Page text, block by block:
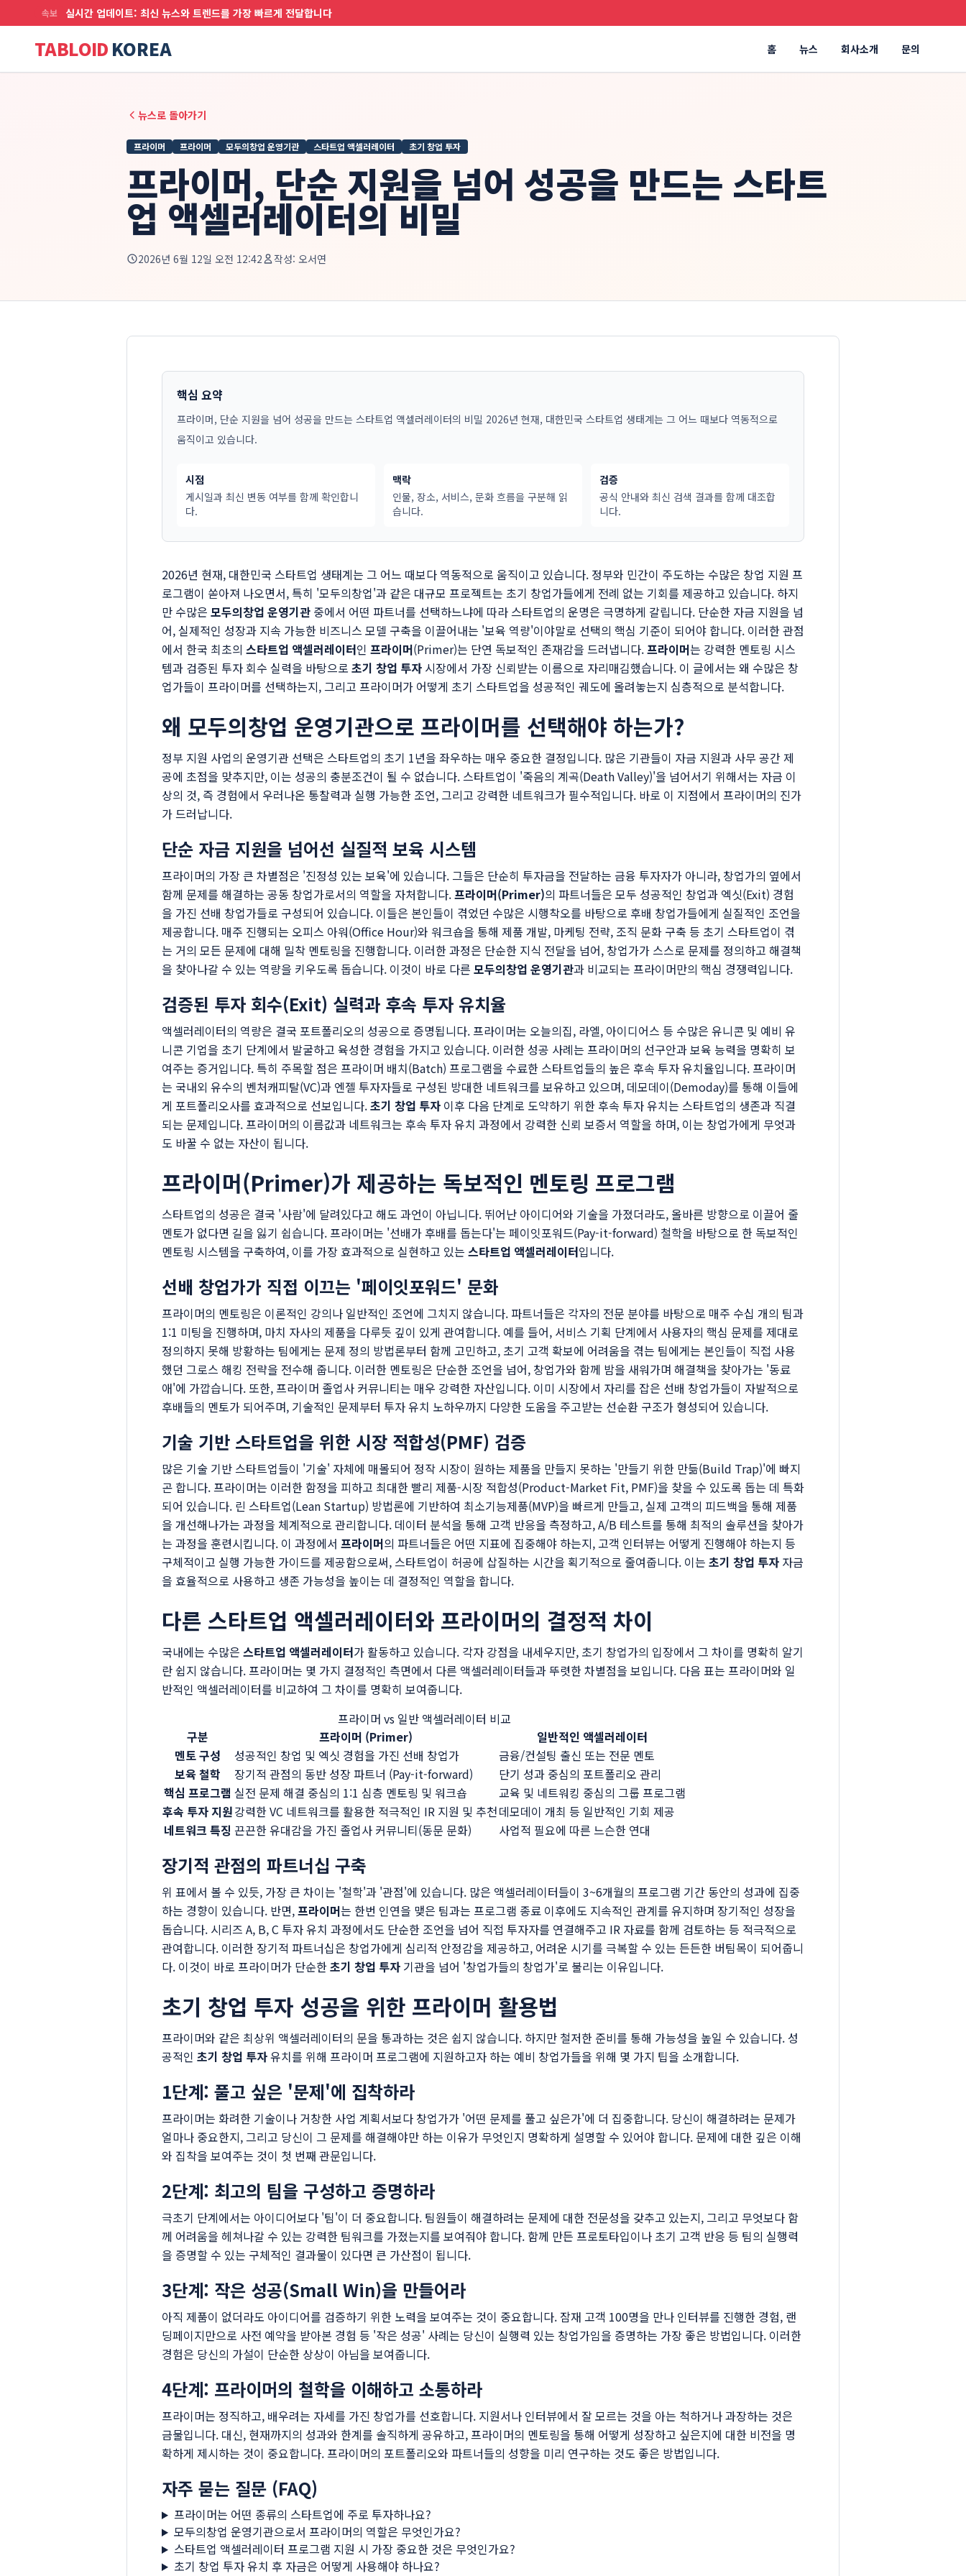
속보 실시간 업데이트: 최신 뉴스와 트렌드를 가장 빠르게 전달합니다
TABLOID KOREA 홈 뉴스 회사소개 문의
뉴스로 돌아가기
프라이머 프라이머 모두의창업 운영기관 스타트업 액셀러레이터 초기 창업 투자
프라이머, 단순 지원을 넘어 성공을 만드는 스타트
업 액셀러레이터의 비밀
2026년 6월 12일 오전 12:42 작성: 오서연
핵심 요약
프라이머, 단순 지원을 넘어 성공을 만드는 스타트업 액셀러레이터의 비밀 2026년 현재, 대한민국 스타트업 생태계는 그 어느 때보다 역동적으로
움직이고 있습니다.
시점
게시일과 최신 변동 여부를 함께 확인합니
다.
맥락
인물, 장소, 서비스, 문화 흐름을 구분해 읽
습니다.
검증
공식 안내와 최신 검색 결과를 함께 대조합
니다.
2026년 현재, 대한민국 스타트업 생태계는 그 어느 때보다 역동적으로 움직이고 있습니다. 정부와 민간이 주도하는 수많은 창업 지원 프
로그램이 쏟아져 나오면서, 특히 '모두의창업'과 같은 대규모 프로젝트는 초기 창업가들에게 전례 없는 기회를 제공하고 있습니다. 하지
만 수많은 모두의창업 운영기관 중에서 어떤 파트너를 선택하느냐에 따라 스타트업의 운명은 극명하게 갈립니다. 단순한 자금 지원을 넘
어, 실제적인 성장과 지속 가능한 비즈니스 모델 구축을 이끌어내는 '보육 역량'이야말로 선택의 핵심 기준이 되어야 합니다. 이러한 관점
에서 한국 최초의 스타트업 액셀러레이터인 프라이머(Primer)는 단연 독보적인 존재감을 드러냅니다.프라이머는 강력한 멘토링 시스
템과 검증된 투자 회수 실력을 바탕으로 초기 창업 투자 시장에서 가장 신뢰받는 이름으로 자리매김했습니다. 이 글에서는 왜 수많은 창
업가들이 프라이머를 선택하는지, 그리고 프라이머가 어떻게 초기 스타트업을 성공적인 궤도에 올려놓는지 심층적으로 분석합니다.
왜 모두의창업 운영기관으로 프라이머를 선택해야 하는가?
정부 지원 사업의 운영기관 선택은 스타트업의 초기 1년을 좌우하는 매우 중요한 결정입니다. 많은 기관들이 자금 지원과 사무 공간 제
공에 초점을 맞추지만, 이는 성공의 충분조건이 될 수 없습니다. 스타트업이 '죽음의 계곡(Death Valley)'을 넘어서기 위해서는 자금 이
상의 것, 즉 경험에서 우러나온 통찰력과 실행 가능한 조언, 그리고 강력한 네트워크가 필수적입니다. 바로 이 지점에서 프라이머의 진가
가 드러납니다.
단순 자금 지원을 넘어선 실질적 보육 시스템
프라이머의 가장 큰 차별점은 '진정성 있는 보육'에 있습니다. 그들은 단순히 투자금을 전달하는 금융 투자자가 아니라, 창업가의 옆에서
함께 문제를 해결하는 공동 창업가로서의 역할을 자처합니다.프라이머(Primer)의 파트너들은 모두 성공적인 창업과 엑싯(Exit) 경험
을 가진 선배 창업가들로 구성되어 있습니다. 이들은 본인들이 겪었던 수많은 시행착오를 바탕으로 후배 창업가들에게 실질적인 조언을
제공합니다. 매주 진행되는 오피스 아워(Office Hour)와 워크숍을 통해 제품 개발, 마케팅 전략, 조직 문화 구축 등 초기 스타트업이 겪
는 거의 모든 문제에 대해 밀착 멘토링을 진행합니다. 이러한 과정은 단순한 지식 전달을 넘어, 창업가가 스스로 문제를 정의하고 해결책
을 찾아나갈 수 있는 역량을 키우도록 돕습니다. 이것이 바로 다른 모두의창업 운영기관과 비교되는 프라이머만의 핵심 경쟁력입니다.
검증된 투자 회수(Exit) 실력과 후속 투자 유치율
액셀러레이터의 역량은 결국 포트폴리오의 성공으로 증명됩니다. 프라이머는 오늘의집, 라엘, 아이디어스 등 수많은 유니콘 및 예비 유
니콘 기업을 초기 단계에서 발굴하고 육성한 경험을 가지고 있습니다. 이러한 성공 사례는 프라이머의 선구안과 보육 능력을 명확히 보
여주는 증거입니다. 특히 주목할 점은 프라이머 배치(Batch) 프로그램을 수료한 스타트업들의 높은 후속 투자 유치율입니다. 프라이머
는 국내외 유수의 벤처캐피탈(VC)과 엔젤 투자자들로 구성된 방대한 네트워크를 보유하고 있으며, 데모데이(Demoday)를 통해 이들에
게 포트폴리오사를 효과적으로 선보입니다.초기 창업 투자 이후 다음 단계로 도약하기 위한 후속 투자 유치는 스타트업의 생존과 직결
되는 문제입니다. 프라이머의 이름값과 네트워크는 후속 투자 유치 과정에서 강력한 신뢰 보증서 역할을 하며, 이는 창업가에게 무엇과
도 바꿀 수 없는 자산이 됩니다.
프라이머(Primer)가 제공하는 독보적인 멘토링 프로그램
스타트업의 성공은 결국 '사람'에 달려있다고 해도 과언이 아닙니다. 뛰어난 아이디어와 기술을 가졌더라도, 올바른 방향으로 이끌어 줄
멘토가 없다면 길을 잃기 쉽습니다. 프라이머는 '선배가 후배를 돕는다'는 페이잇포워드(Pay-it-forward) 철학을 바탕으로 한 독보적인
멘토링 시스템을 구축하여, 이를 가장 효과적으로 실현하고 있는 스타트업 액셀러레이터입니다.
선배 창업가가 직접 이끄는 '페이잇포워드' 문화
프라이머의 멘토링은 이론적인 강의나 일반적인 조언에 그치지 않습니다. 파트너들은 각자의 전문 분야를 바탕으로 매주 수십 개의 팀과
1:1 미팅을 진행하며, 마치 자사의 제품을 다루듯 깊이 있게 관여합니다. 예를 들어, 서비스 기획 단계에서 사용자의 핵심 문제를 제대로
정의하지 못해 방황하는 팀에게는 문제 정의 방법론부터 함께 고민하고, 초기 고객 확보에 어려움을 겪는 팀에게는 본인들이 직접 사용
했던 그로스 해킹 전략을 전수해 줍니다. 이러한 멘토링은 단순한 조언을 넘어, 창업가와 함께 밤을 새워가며 해결책을 찾아가는 '동료
애'에 가깝습니다. 또한, 프라이머 졸업사 커뮤니티는 매우 강력한 자산입니다. 이미 시장에서 자리를 잡은 선배 창업가들이 자발적으로
후배들의 멘토가 되어주며, 기술적인 문제부터 투자 유치 노하우까지 다양한 도움을 주고받는 선순환 구조가 형성되어 있습니다.
기술 기반 스타트업을 위한 시장 적합성(PMF) 검증
많은 기술 기반 스타트업들이 '기술' 자체에 매몰되어 정작 시장이 원하는 제품을 만들지 못하는 '만들기 위한 만듦(Build Trap)'에 빠지
곤 합니다. 프라이머는 이러한 함정을 피하고 최대한 빨리 제품-시장 적합성(Product-Market Fit, PMF)을 찾을 수 있도록 돕는 데 특화
되어 있습니다. 린 스타트업(Lean Startup) 방법론에 기반하여 최소기능제품(MVP)을 빠르게 만들고, 실제 고객의 피드백을 통해 제품
을 개선해나가는 과정을 체계적으로 관리합니다. 데이터 분석을 통해 고객 반응을 측정하고, A/B 테스트를 통해 최적의 솔루션을 찾아가
는 과정을 훈련시킵니다. 이 과정에서 프라이머의 파트너들은 어떤 지표에 집중해야 하는지, 고객 인터뷰는 어떻게 진행해야 하는지 등
구체적이고 실행 가능한 가이드를 제공함으로써, 스타트업이 허공에 삽질하는 시간을 획기적으로 줄여줍니다. 이는 초기 창업 투자 자금
을 효율적으로 사용하고 생존 가능성을 높이는 데 결정적인 역할을 합니다.
다른 스타트업 액셀러레이터와 프라이머의 결정적 차이
국내에는 수많은 스타트업 액셀러레이터가 활동하고 있습니다. 각자 강점을 내세우지만, 초기 창업가의 입장에서 그 차이를 명확히 알기
란 쉽지 않습니다. 프라이머는 몇 가지 결정적인 측면에서 다른 액셀러레이터들과 뚜렷한 차별점을 보입니다. 다음 표는 프라이머와 일
반적인 액셀러레이터를 비교하여 그 차이를 명확히 보여줍니다.
프라이머 vs 일반 액셀러레이터 비교
구분
프라이머 (Primer)
일반적인 액셀러레이터
멘토 구성
성공적인 창업 및 엑싯 경험을 가진 선배 창업가
금융/컨설팅 출신 또는 전문 멘토
보육 철학
장기적 관점의 동반 성장 파트너 (Pay-it-forward)
단기 성과 중심의 포트폴리오 관리
핵심 프로그램 실전 문제 해결 중심의 1:1 심층 멘토링 및 워크숍
교육 및 네트워킹 중심의 그룹 프로그램
후속 투자 지원강력한 VC 네트워크를 활용한 적극적인 IR 지원 및 추천데모데이 개최 등 일반적인 기회 제공
네트워크 특징 끈끈한 유대감을 가진 졸업사 커뮤니티(동문 문화) 사업적 필요에 따른 느슨한 연대
장기적 관점의 파트너십 구축
위 표에서 볼 수 있듯, 가장 큰 차이는 '철학'과 '관점'에 있습니다. 많은 액셀러레이터들이 3~6개월의 프로그램 기간 동안의 성과에 집중
하는 경향이 있습니다. 반면,프라이머는 한번 인연을 맺은 팀과는 프로그램 종료 이후에도 지속적인 관계를 유지하며 장기적인 성장을
돕습니다. 시리즈 A, B, C 투자 유치 과정에서도 단순한 조언을 넘어 직접 투자자를 연결해주고 IR 자료를 함께 검토하는 등 적극적으로
관여합니다. 이러한 장기적 파트너십은 창업가에게 심리적 안정감을 제공하고, 어려운 시기를 극복할 수 있는 든든한 버팀목이 되어줍니
다. 이것이 바로 프라이머가 단순한초기 창업 투자 기관을 넘어 '창업가들의 창업가'로 불리는 이유입니다.
초기 창업 투자 성공을 위한 프라이머 활용법
프라이머와 같은 최상위 액셀러레이터의 문을 통과하는 것은 쉽지 않습니다. 하지만 철저한 준비를 통해 가능성을 높일 수 있습니다. 성
공적인 초기 창업 투자유치를 위해 프라이머 프로그램에 지원하고자 하는 예비 창업가들을 위해 몇 가지 팁을 소개합니다.
1단계: 풀고 싶은 '문제'에 집착하라
프라이머는 화려한 기술이나 거창한 사업 계획서보다 창업가가 '어떤 문제를 풀고 싶은가'에 더 집중합니다. 당신이 해결하려는 문제가
얼마나 중요한지, 그리고 당신이 그 문제를 해결해야만 하는 이유가 무엇인지 명확하게 설명할 수 있어야 합니다. 문제에 대한 깊은 이해
와 집착을 보여주는 것이 첫 번째 관문입니다.
2단계: 최고의 팀을 구성하고 증명하라
극초기 단계에서는 아이디어보다 '팀'이 더 중요합니다. 팀원들이 해결하려는 문제에 대한 전문성을 갖추고 있는지, 그리고 무엇보다 함
께 어려움을 헤쳐나갈 수 있는 강력한 팀워크를 가졌는지를 보여줘야 합니다. 함께 만든 프로토타입이나 초기 고객 반응 등 팀의 실행력
을 증명할 수 있는 구체적인 결과물이 있다면 큰 가산점이 됩니다.
3단계: 작은 성공(Small Win)을 만들어라
아직 제품이 없더라도 아이디어를 검증하기 위한 노력을 보여주는 것이 중요합니다. 잠재 고객 100명을 만나 인터뷰를 진행한 경험, 랜
딩페이지만으로 사전 예약을 받아본 경험 등 '작은 성공' 사례는 당신이 실행력 있는 창업가임을 증명하는 가장 좋은 방법입니다. 이러한
경험은 당신의 가설이 단순한 상상이 아님을 보여줍니다.
4단계: 프라이머의 철학을 이해하고 소통하라
프라이머는 정직하고, 배우려는 자세를 가진 창업가를 선호합니다. 지원서나 인터뷰에서 잘 모르는 것을 아는 척하거나 과장하는 것은
금물입니다. 대신, 현재까지의 성과와 한계를 솔직하게 공유하고, 프라이머의 멘토링을 통해 어떻게 성장하고 싶은지에 대한 비전을 명
확하게 제시하는 것이 중요합니다. 프라이머의 포트폴리오와 파트너들의 성향을 미리 연구하는 것도 좋은 방법입니다.
자주 묻는 질문 (FAQ)
프라이머는 어떤 종류의 스타트업에 주로 투자하나요?
모두의창업 운영기관으로서 프라이머의 역할은 무엇인가요?
스타트업 액셀러레이터 프로그램 지원 시 가장 중요한 것은 무엇인가요?
초기 창업 투자 유치 후 자금은 어떻게 사용해야 하나요?